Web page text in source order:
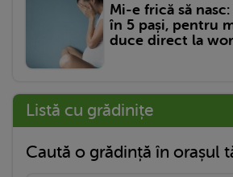
Mi-e frică să
în 5 pași, pentru
duce direct la
Listă cu grădinițe
Caută o grădință în orașul